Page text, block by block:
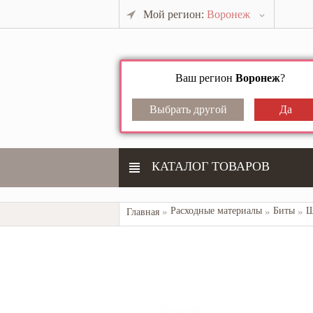
Мой регион: Воронеж
Ваш регион Воронеж?
КАТАЛОГ ТОВАРОВ
Главная Расходные материалы Биты